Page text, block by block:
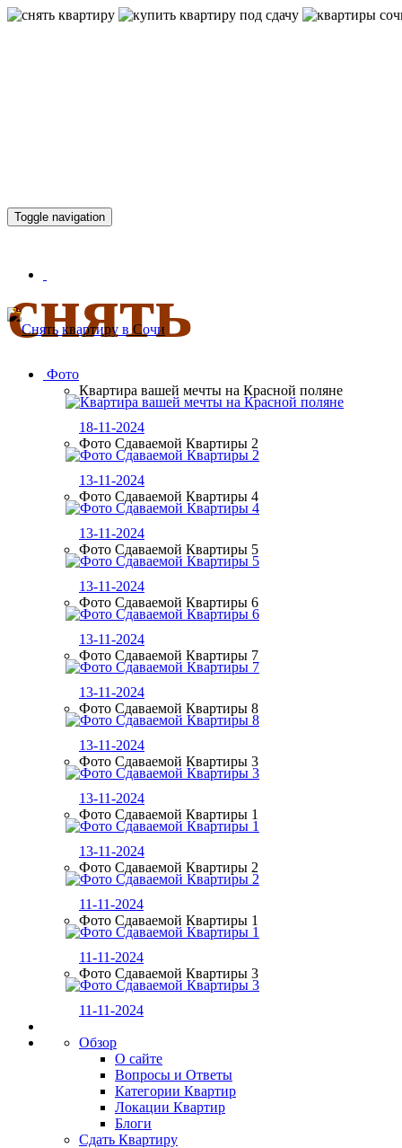
снять
Toggle navigation
Фото
Квартира вашей мечты на Красной поляне
18-11-2024
Фото Сдаваемой Квартиры 2
13-11-2024
Фото Сдаваемой Квартиры 4
13-11-2024
Фото Сдаваемой Квартиры 5
13-11-2024
Фото Сдаваемой Квартиры 6
13-11-2024
Фото Сдаваемой Квартиры 7
13-11-2024
Фото Сдаваемой Квартиры 8
13-11-2024
Фото Сдаваемой Квартиры 3
13-11-2024
Фото Сдаваемой Квартиры 1
13-11-2024
Фото Сдаваемой Квартиры 2
11-11-2024
Фото Сдаваемой Квартиры 1
11-11-2024
Фото Сдаваемой Квартиры 3
11-11-2024
Обзор
О сайте
Вопросы и Ответы
Категории Квартир
Локации Квартир
Блоги
Сдать Квартиру